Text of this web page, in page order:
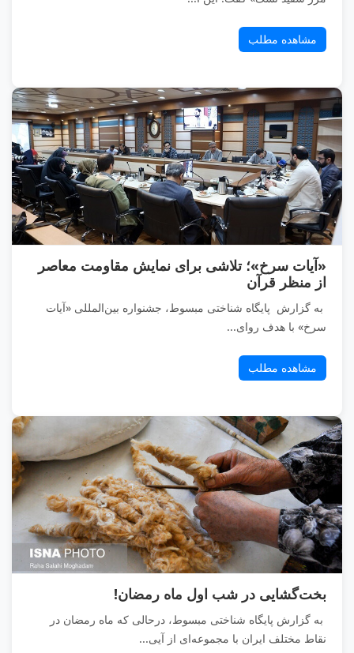
مشاهده مطلب
«آیات سرخ»؛ تلاشی برای نمایش مقاومت معاصر
از منظر قرآن
به گزارش پایگاه شناختی مبسوط، جشنواره بین‌المللی «آیات
سرخ» با هدف روای...
مشاهده مطلب
بخت‌گشایی در شب اول ماه رمضان!
به گزارش پایگاه شناختی مبسوط، درحالی که ماه رمضان در
نقاط مختلف ایران با مجموعه‌ای از آیی...